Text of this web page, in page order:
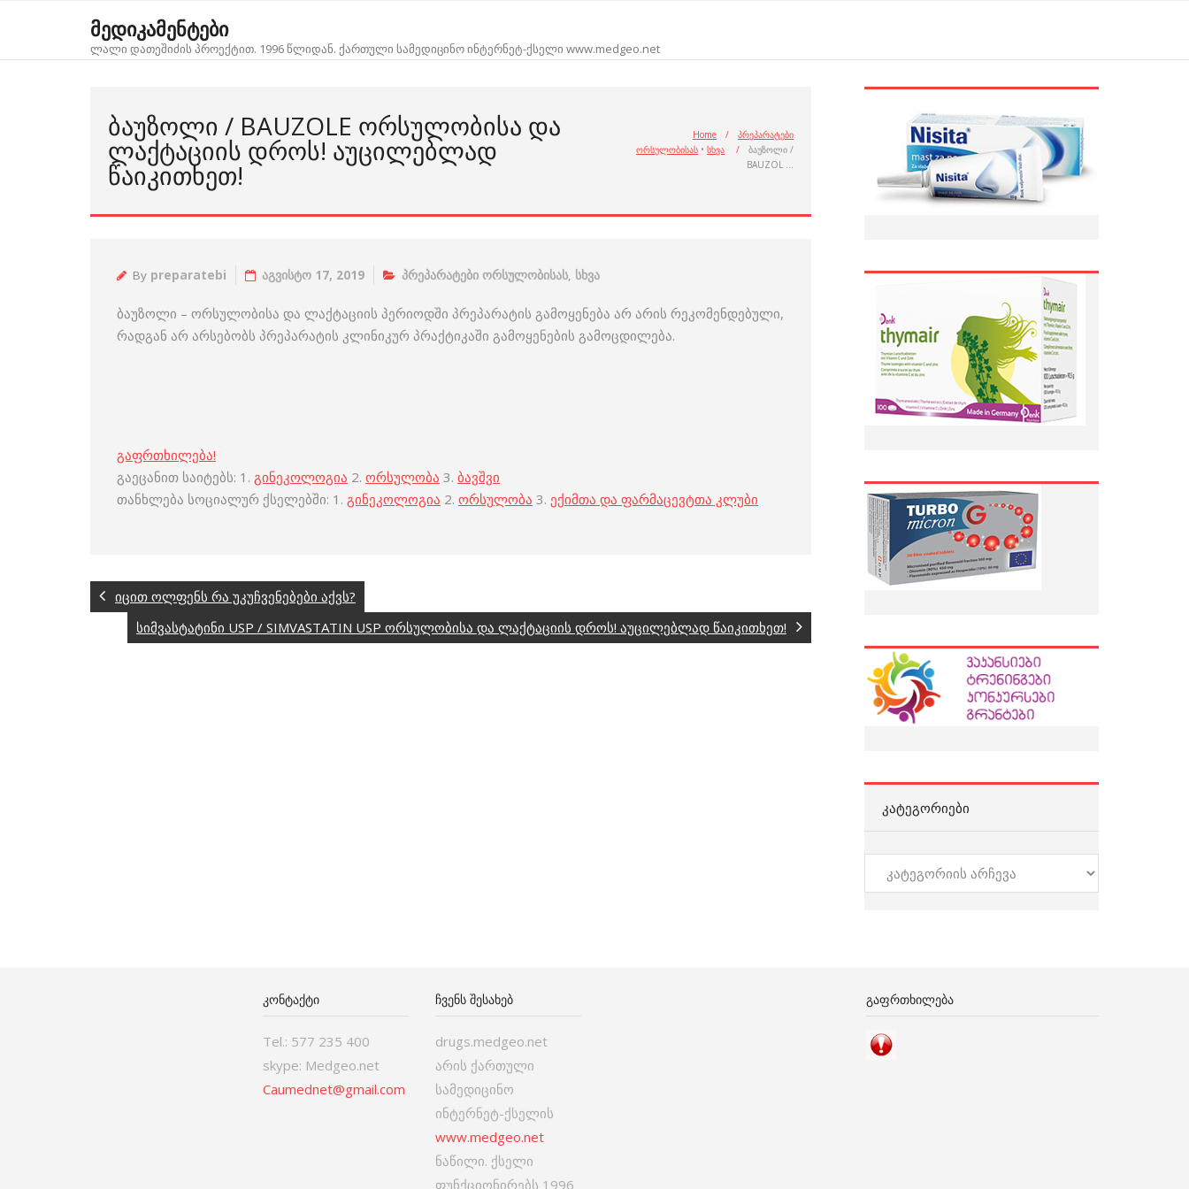
მედიკამენტები
ლალი დათეშიძის პროექტით. 1996 წლიდან. ქართული სამედიცინო ინტერნეტ-ქსელი www.medgeo.net
ᲑᲐᲣᲖᲝᲚᲘ / BAUZOLE ᲝᲠᲡᲣᲚᲝᲑᲘᲡᲐ ᲓᲐ
ᲚᲐᲥᲢᲐᲪᲘᲘᲡ ᲓᲠᲝᲡ! ᲐᲣᲪᲘᲚᲔᲑᲚᲐᲓ
ᲬᲐᲘᲙᲘᲗᲮᲔᲗ!
Home /
პრეპარატები
ორსულობისას • სხვა /
ბაუზოლი /
BAUZOL …
By preparatebi აგვისტო 17, 2019 პრეპარატები ორსულობისას, სხვა
ბაუზოლი – ორსულობისა და ლაქტაციის პერიოდში პრეპარატის გამოყენება არ არის რეკომენდებული,
რადგან არ არსებობს პრეპარატის კლინიკურ პრაქტიკაში გამოყენების გამოცდილება.
გაფრთხილება!
გაეცანით საიტებს: 1. გინეკოლოგია 2. ორსულობა 3. ბავშვი
თანხლება სოციალურ ქსელებში: 1. გინეკოლოგია 2. ორსულობა 3. ექიმთა და ფარმაცევტთა კლუბი
იცით ოლფენს რა უკუჩვენებები აქვს?
სიმვასტატინი USP / SIMVASTATIN USP ორსულობისა და ლაქტაციის დროს! აუცილებლად წაიკითხეთ!
ᲙᲐᲢᲔᲒᲝᲠᲘᲔᲑᲘ
კატეგორიები
ᲙᲝᲜᲢᲐᲥᲢᲘ
Tel.: 577 235 400
skype: Medgeo.net
Caumednet@gmail.com
ᲩᲕᲔᲜᲡ ᲨᲔᲡᲐᲮᲔᲑ
drugs.medgeo.net
არის ქართული
სამედიცინო
ინტერნეტ-ქსელის
www.medgeo.net
ნაწილი. ქსელი
ფუნქციონირებს 1996
ᲒᲐᲤᲠᲗᲮᲘᲚᲔᲑᲐ